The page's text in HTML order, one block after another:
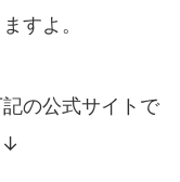
すよ。
の公式サイトで